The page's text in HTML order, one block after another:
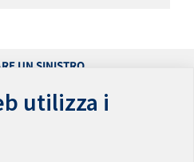
UN SINISTRO
utilizza i